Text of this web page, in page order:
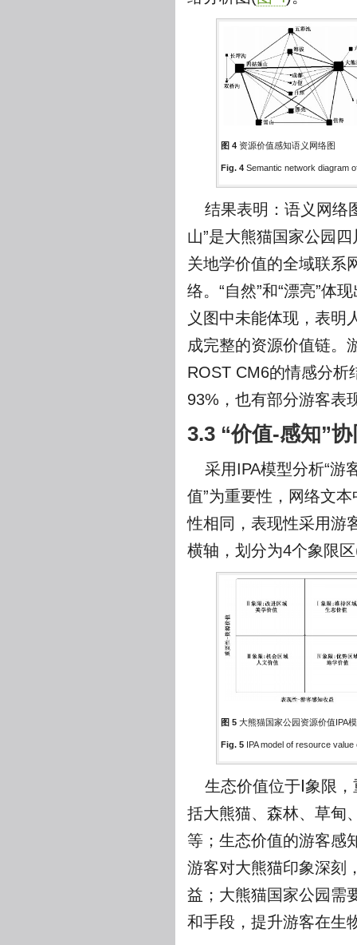
图 4 资源价值感知语义网络图
Fig. 4 Semantic network diagram
结果表明：语义网络
山”是大熊猫国家公园四
关地学价值的全域联系
络。“自然”和“漂亮”体
义图中未能体现，表明
成完整的资源价值链。
ROST CM6的情感分析
93%，也有部分游客表
3.3 “价值-感知”
采用IPA模型分析“游
值”为重要性，网络文
性相同，表现性采用游
横轴，划分为4个象限
图 5 大熊猫国家公园资源价值IPA
Fig. 5 IPA model of resource
生态价值位于Ⅰ象限
括大熊猫、森林、草甸
等；生态价值的游客感
游客对大熊猫印象深刻
益；大熊猫国家公园需
和手段，提升游客在生